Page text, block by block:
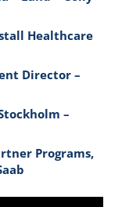
Healthcare
Director –
–
Programs,